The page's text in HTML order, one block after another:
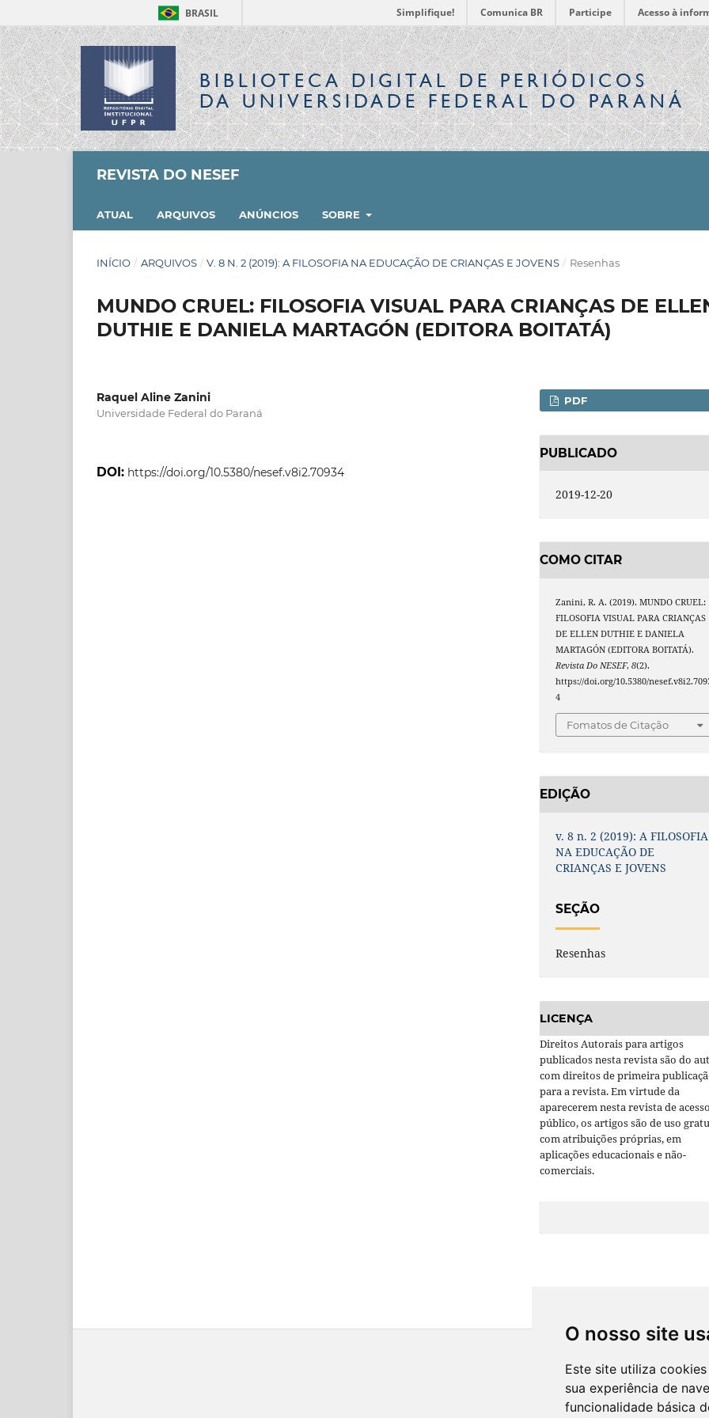
O nosso site
Este site utiliza
sua experiência de
funcionalidade básica
BRASIL Simplifique! Comunica BR Participe Acesso à
BIBLIOTECA DIGITALDE PERIÓDICOS
DA UNIVERSIDADE FEDERAL DO PARANÁ
REVISTA DO NESEF
ATUAL ARQUIVOS ANÚNCIOS SOBRE
INÍCIO / ARQUIVOS / V. 8 N. 2 (2019): A FILOSOFIA NA EDUCAÇÃO DE CRIANÇAS E JOVENS / Resenhas
MUNDO CRUEL: FILOSOFIA VISUAL PARA CRIANÇAS DE
DUTHIE E DANIELA MARTAGÓN (EDITORA BOITATÁ)
Raquel Aline Zanini
Universidade Federal do Paraná
DOI: https://doi.org/10.5380/nesef.v8i2.70934
PDF
PUBLICADO
2019-12-20
COMO CITAR
Zanini, R. A. (2019). MUNDO CRUEL:
FILOSOFIA VISUAL PARA CRIANÇAS
DE ELLEN DUTHIE E DANIELA
MARTAGÓN (EDITORA BOITATÁ).
Revista Do NESEF,8(2).
https://doi.org/10.5380/
4
Fomatos de Citação
EDIÇÃO
v. 8 n. 2 (2019): A FILOSOFIA
NA EDUCAÇÃO DE
CRIANÇAS E JOVENS
SEÇÃO
Resenhas
LICENÇA
Direitos Autorais para artigos
publicados nesta revista são do
com direitos de primeira
para a revista. Em virtude da
aparecerem nesta revista de
público, os artigos são de uso
com atribuições próprias, em
aplicações educacionais e não-
comerciais.